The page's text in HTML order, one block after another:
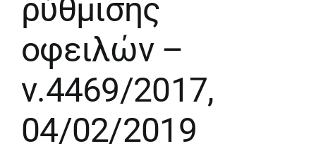
ρύθμισης
οφειλών –
ν.4469/2017,
04/02/2019